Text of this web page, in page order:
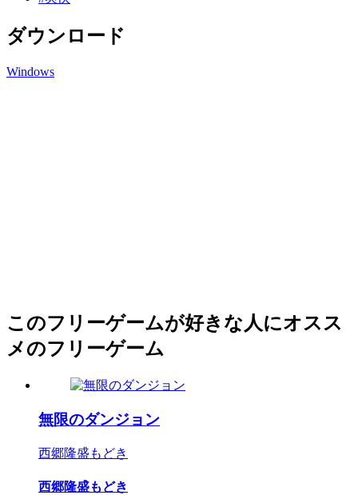
ダウンロード
Windows
このフリーゲームが好きな人にオスス
メのフリーゲーム
無限のダンジョン
西郷隆盛もどき
西郷隆盛もどき